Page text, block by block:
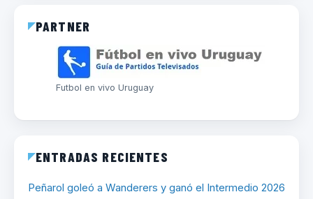
PARTNER
Futbol en vivo Uruguay
ENTRADAS RECIENTES
Peñarol goleó a Wanderers y ganó el Intermedio 2026